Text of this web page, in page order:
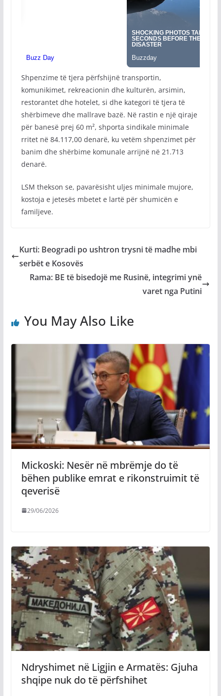
Shpenzime të tjera përfshijnë transportin,
komunikimet, rekreacionin dhe kulturën, arsimin,
restorantet dhe hotelet, si dhe kategori të tjera të
shërbimeve dhe mallrave bazë. Në rastin e një qiraje
për banesë prej 60 m², shporta sindikale minimale
rritet në 84.117,00 denarë, ku vetëm shpenzimet për
banim dhe shërbime komunale arrijnë në 21.713
denarë.
LSM thekson se, pavarësisht uljes minimale mujore,
kostoja e jetesës mbetet e lartë për shumicën e
familjeve.
Kurti: Beogradi po ushtron trysni të madhe mbi
serbët e Kosovës
Rama: BE të bisedojë me Rusinë, integrimi ynë
varet nga Putini
You May Also Like
Mickoski: Nesër në mbrëmje do të
bëhen publike emrat e rikonstruimit të
qeverisë
29/06/2026
Ndryshimet në Ligjin e Armatës: Gjuha
shqipe nuk do të përfshihet